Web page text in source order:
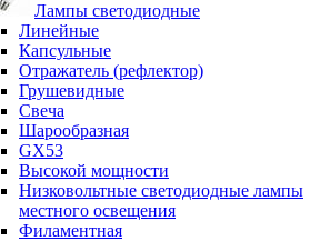
Лампы светодиодные
Линейные
Капсульные
Отражатель (рефлектор)
Грушевидные
Свеча
Шарообразная
GX53
Высокой мощности
Низковольтные светодиодные лампы
местного освещения
Филаментная